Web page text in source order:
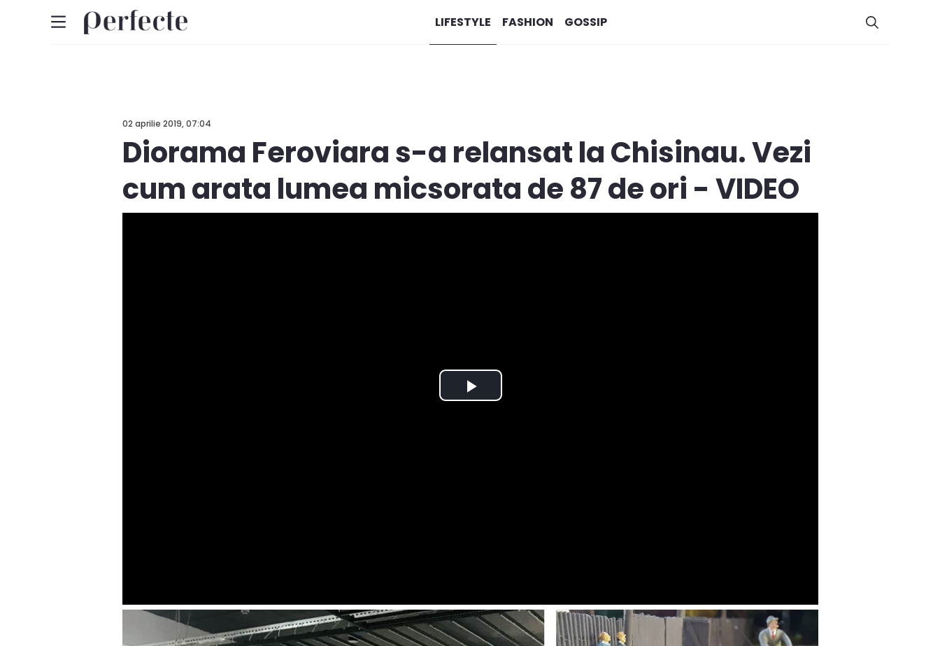
LIFESTYLE FASHION GOSSIP
02 aprilie 2019, 07:04
Diorama Feroviara s-a relansat la Chisinau. Vezi
cum arata lumea micsorata de 87 de ori - VIDEO